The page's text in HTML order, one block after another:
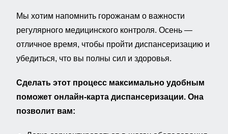
Мы хотим напомнить горожанам о важности
регулярного медицинского контроля. Осень —
отличное время, чтобы пройти диспансеризацию и
убедиться, что вы полны сил и здоровья.
Сделать этот процесс максимально удобным
поможет онлайн-карта диспансеризации. Она
позволит вам: